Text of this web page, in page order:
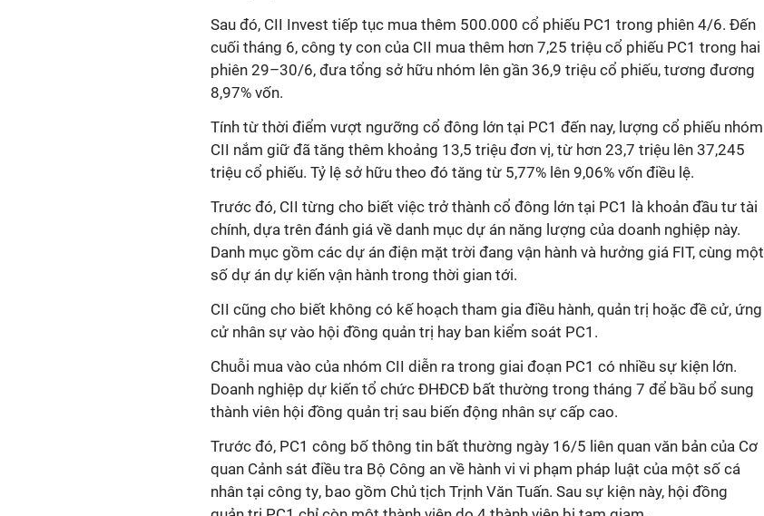
Sau đó, CII Invest tiếp tục mua thêm 500.000 cổ phiếu PC1 trong phiên 4/6. Đến
cuối tháng 6, công ty con của CII mua thêm hơn 7,25 triệu cổ phiếu PC1 trong hai
phiên 29–30/6, đưa tổng sở hữu nhóm lên gần 36,9 triệu cổ phiếu, tương đương
8,97% vốn.
Tính từ thời điểm vượt ngưỡng cổ đông lớn tại PC1 đến nay, lượng cổ phiếu nhóm
CII nắm giữ đã tăng thêm khoảng 13,5 triệu đơn vị, từ hơn 23,7 triệu lên 37,245
triệu cổ phiếu. Tỷ lệ sở hữu theo đó tăng từ 5,77% lên 9,06% vốn điều lệ.
Trước đó, CII từng cho biết việc trở thành cổ đông lớn tại PC1 là khoản đầu tư tài
chính, dựa trên đánh giá về danh mục dự án năng lượng của doanh nghiệp này.
Danh mục gồm các dự án điện mặt trời đang vận hành và hưởng giá FIT, cùng một
số dự án dự kiến vận hành trong thời gian tới.
CII cũng cho biết không có kế hoạch tham gia điều hành, quản trị hoặc đề cử, ứng
cử nhân sự vào hội đồng quản trị hay ban kiểm soát PC1.
Chuỗi mua vào của nhóm CII diễn ra trong giai đoạn PC1 có nhiều sự kiện lớn.
Doanh nghiệp dự kiến tổ chức ĐHĐCĐ bất thường trong tháng 7 để bầu bổ sung
thành viên hội đồng quản trị sau biến động nhân sự cấp cao.
Trước đó, PC1 công bố thông tin bất thường ngày 16/5 liên quan văn bản của Cơ
quan Cảnh sát điều tra Bộ Công an về hành vi vi phạm pháp luật của một số cá
nhân tại công ty, bao gồm Chủ tịch Trịnh Văn Tuấn. Sau sự kiện này, hội đồng